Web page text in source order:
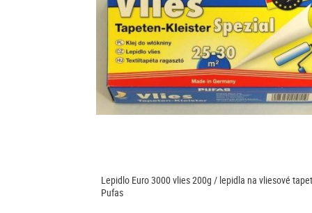
Lepidlo Euro 3000 vlies 200g / lepidla na vliesové
Pufas